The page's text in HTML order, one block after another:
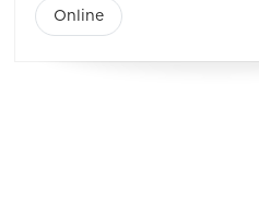
Online